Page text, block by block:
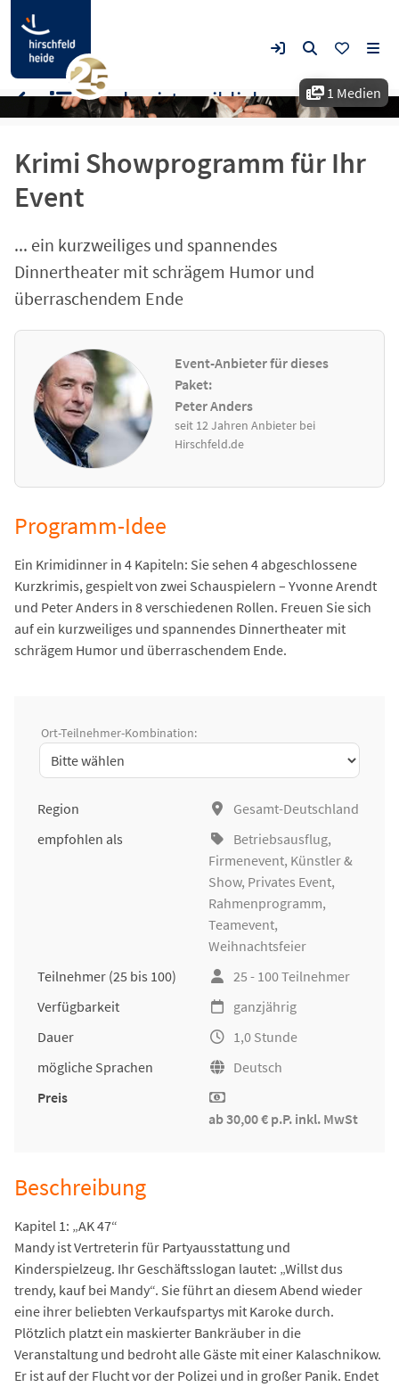
1 Medien
Krimi Showprogramm für Ihr
Event
... ein kurzweiliges und spannendes
Dinnertheater mit schrägem Humor und
überraschendem Ende
Event-Anbieter für dieses
Paket:
Peter Anders
seit 12 Jahren Anbieter bei
Hirschfeld.de
Morden ist weiblich
Programm-Idee
Ein Krimidinner in 4 Kapiteln: Sie sehen 4 abgeschlossene
Kurzkrimis, gespielt von zwei Schauspielern – Yvonne Arendt
und Peter Anders in 8 verschiedenen Rollen. Freuen Sie sich
auf ein kurzweiliges und spannendes Dinnertheater mit
schrägem Humor und überraschendem Ende.
Ort-Teilnehmer-Kombination:
Region
Gesamt-Deutschland
empfohlen als
Betriebsausflug,
Firmenevent, Künstler &
Show, Privates Event,
Rahmenprogramm,
Teamevent,
Weihnachtsfeier
Teilnehmer (25 bis 100)
25 - 100 Teilnehmer
Verfügbarkeit
ganzjährig
Dauer
1,0 Stunde
mögliche Sprachen
Deutsch
Preis
ab 30,00 € p.P. inkl. MwSt
Beschreibung
Kapitel 1: „AK 47“
Mandy ist Vertreterin für Partyausstattung und
Kinderspielzeug. Ihr Geschäftsslogan lautet: „Willst dus
trendy, kauf bei Mandy“. Sie führt an diesem Abend wieder
eine ihrer beliebten Verkaufspartys mit Karoke durch.
Plötzlich platzt ein maskierter Bankräuber in die
Veranstaltung und bedroht alle Gäste mit einer Kalaschnikow.
Er ist auf der Flucht vor der Polizei und in großer Panik. Endet